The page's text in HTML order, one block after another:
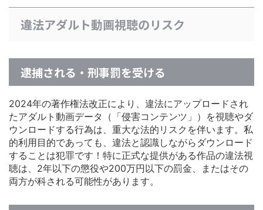
違法アダルト動画視聴のリスク
逮捕される・刑事罰を受ける
2024年の著作権法改正により、違法にアップロードされ
たアダルト動画データ（「侵害コンテンツ」）を視聴やダ
ウンロードする行為は、重大な法的リスクを伴います。私
的利用目的であっても、違法と認識しながらダウンロード
することは犯罪です！特に正式な提供がある作品の違法視
聴は、2年以下の懲役や200万円以下の罰金、またはその
両方が科される可能性があります。